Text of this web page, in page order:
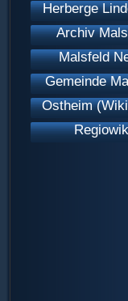
Herberge
Archiv
Malsfeld
Gemeinde
Ostheim